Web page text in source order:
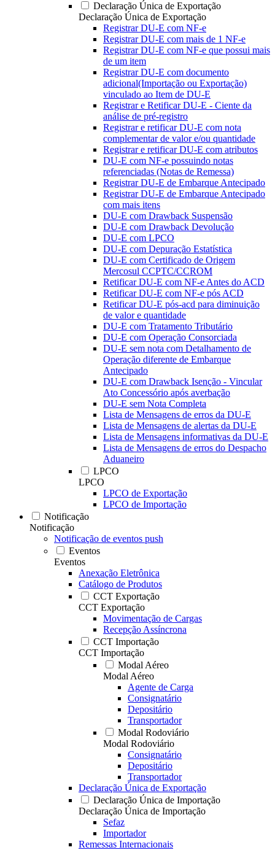
Declaração Única de Exportação
Declaração Única de Exportação
Registrar DU-E com NF-e
Registrar DU-E com mais de 1 NF-e
Registrar DU-E com NF-e que possui mais
de um item
Registrar DU-E com documento
adicional(Importação ou Exportação)
vinculado ao Item de DU-E
Registrar e Retificar DU-E - Ciente da
análise de pré-registro
Registrar e retificar DU-E com nota
complementar de valor e/ou quantidade
Registrar e retificar DU-E com atributos
DU-E com NF-e possuindo notas
referenciadas (Notas de Remessa)
Registrar DU-E de Embarque Antecipado
Registrar DU-E de Embarque Antecipado
com mais itens
DU-E com Drawback Suspensão
DU-E com Drawback Devolução
DU-E com LPCO
DU-E com Depuração Estatística
DU-E com Certificado de Origem
Mercosul CCPTC/CCROM
Retificar DU-E com NF-e Antes do ACD
Retificar DU-E com NF-e pós ACD
Retificar DU-E pós-acd para diminuição
de valor e quantidade
DU-E com Tratamento Tributário
DU-E com Operação Consorciada
DU-E sem nota com Detalhamento de
Operação diferente de Embarque
Antecipado
DU-E com Drawback Isenção - Vincular
Ato Concessório após averbação
DU-E sem Nota Completa
Lista de Mensagens de erros da DU-E
Lista de Mensagens de alertas da DU-E
Lista de Mensagens informativas da DU-E
Lista de Mensagens de erros do Despacho
Aduaneiro
LPCO
LPCO
LPCO de Exportação
LPCO de Importação
Notificação
Notificação
Notificação de eventos push
Eventos
Eventos
Anexação Eletrônica
Catálogo de Produtos
CCT Exportação
CCT Exportação
Movimentação de Cargas
Recepção Assíncrona
CCT Importação
CCT Importação
Modal Aéreo
Modal Aéreo
Agente de Carga
Consignatário
Depositário
Transportador
Modal Rodoviário
Modal Rodoviário
Consignatário
Depositário
Transportador
Declaração Única de Exportação
Declaração Única de Importação
Declaração Única de Importação
Sefaz
Importador
Remessas Internacionais